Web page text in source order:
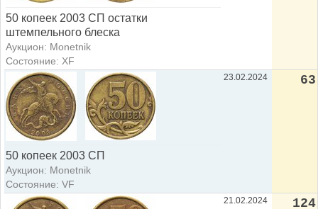
50 копеек 2003 СП остатки
штемпельного блеска
Аукцион: Monetnik
Состояние: XF
50 копеек 2003 СП
Аукцион: Monetnik
Состояние: VF
23.02.2024 63
21.02.2024 124